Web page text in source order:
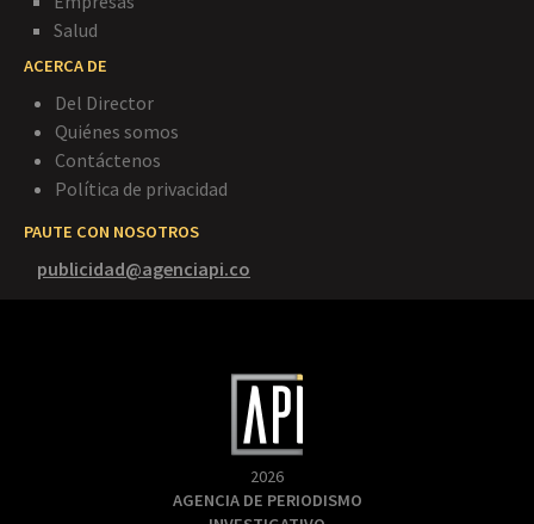
Salud
ACERCA DE
Del Director
Quiénes somos
Contáctenos
Política de privacidad
PAUTE CON NOSOTROS
publicidad@agenciapi.co
2026
AGENCIA DE PERIODISMO